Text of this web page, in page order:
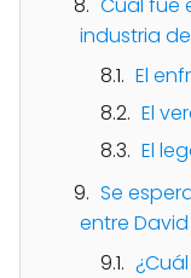
industria
El
El
El
Se
entre